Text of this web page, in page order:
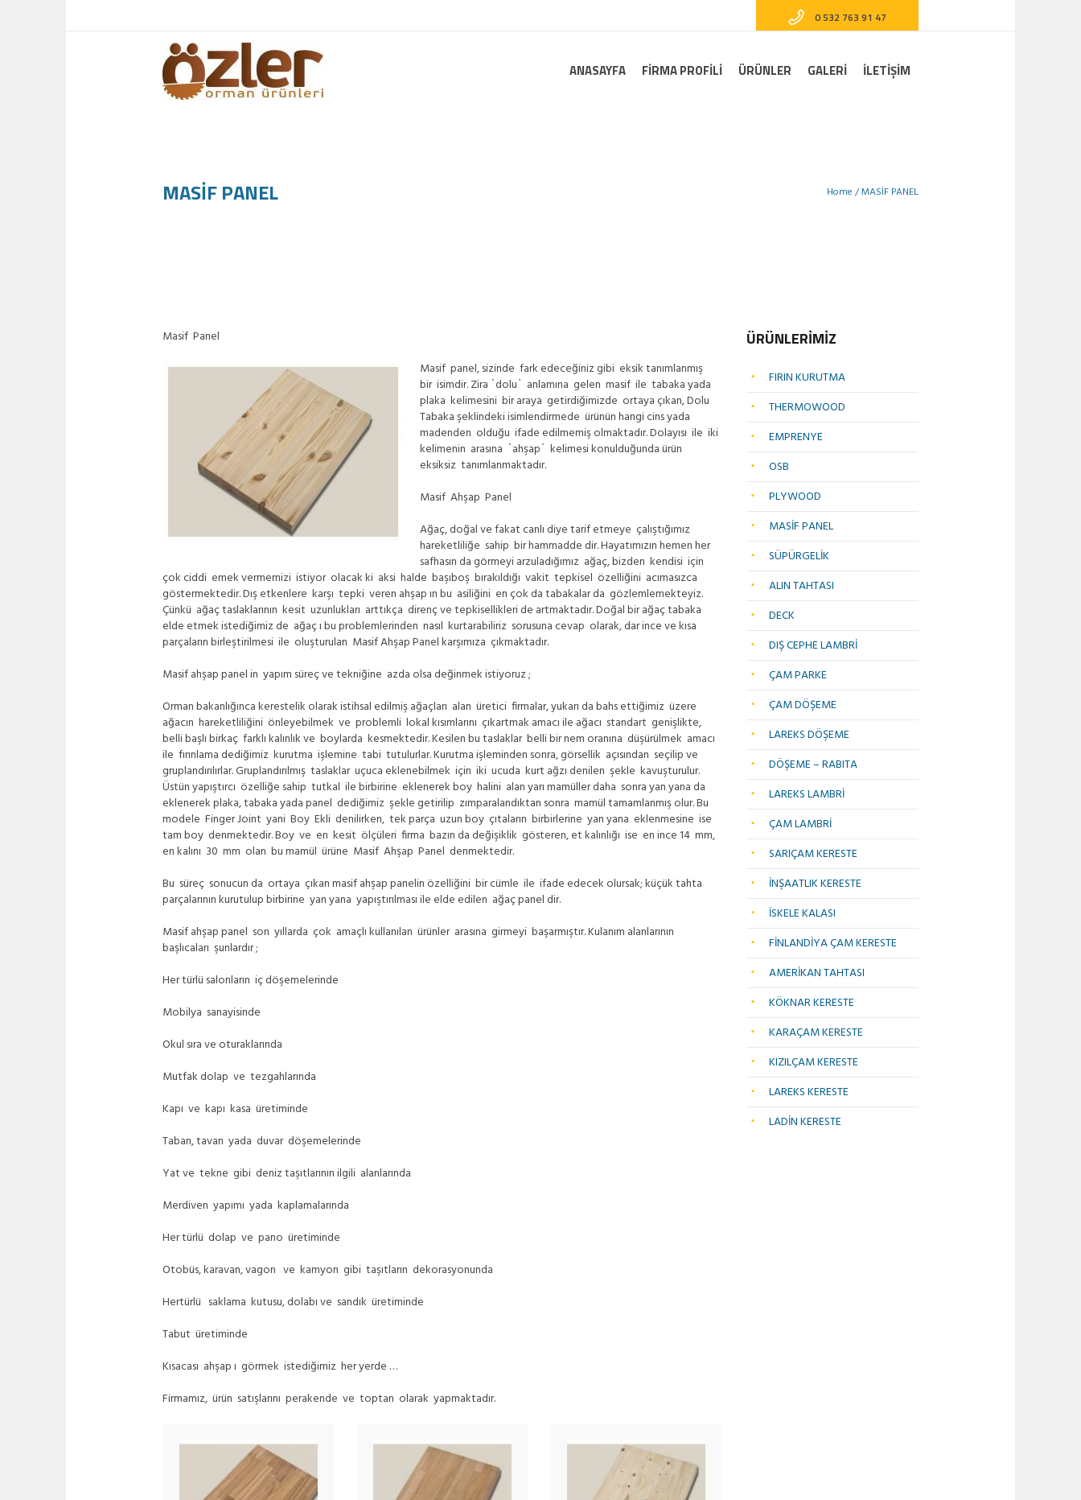
0 532 763 91 47
ANASAYFA FIRMA PROFILI ÜRÜNLER GALERI İLETİŞİM
MASİF PANEL Home /MASİF PANEL
Masif Panel
Masif panel, sizinde fark edeceğiniz gibi eksik tanımlanmış
bir isimdir. Zira `dolu` anlamına gelen masif ile tabaka yada
plaka kelimesini bir araya getirdiğimizde ortaya çıkan, Dolu
Tabaka şeklindeki isimlendirmede ürünün hangi cins yada
madenden olduğu ifade edilmemiş olmaktadır. Dolayısı ile iki
kelimenin arasına `ahşap` kelimesi konulduğunda ürün
eksiksiz tanımlanmaktadır.
Masif Ahşap Panel
Ağaç, doğal ve fakat canlı diye tarif etmeye çalıştığımız
hareketliliğe sahip bir hammadde dir. Hayatımızın hemen her
safhasın da görmeyi arzuladığımız ağaç, bizden kendisi için
çok ciddi emek vermemizi istiyor olacak ki aksi halde başıboş bırakıldığı vakit tepkisel özelliğini acımasızca
göstermektedir. Dış etkenlere karşı tepki veren ahşap ın bu asiliğini en çok da tabakalar da gözlemlemekteyiz.
Çünkü ağaç taslaklarının kesit uzunlukları arttıkça direnç ve tepkisellikleri de artmaktadır. Doğal bir ağaç tabaka
elde etmek istediğimiz de ağaç ı bu problemlerinden nasıl kurtarabiliriz sorusuna cevap olarak, dar ince ve kısa
parçaların birleştirilmesi ile oluşturulan Masif Ahşap Panel karşımıza çıkmaktadır.
Masif ahşap panel in yapım süreç ve tekniğine azda olsa değinmek istiyoruz ;
Orman bakanlığınca kerestelik olarak istihsal edilmiş ağaçları alan üretici firmalar, yukarı da bahs ettiğimiz üzere
ağacın hareketliliğini önleyebilmek ve problemli lokal kısımlarını çıkartmak amacı ile ağacı standart genişlikte,
belli başlı birkaç farklı kalınlık ve boylarda kesmektedir. Kesilen bu taslaklar belli bir nem oranına düşürülmek amacı
ile fırınlama dediğimiz kurutma işlemine tabi tutulurlar. Kurutma işleminden sonra, görsellik açısından seçilip ve
gruplandırılırlar. Gruplandırılmış taslaklar uçuca eklenebilmek için iki ucuda kurt ağzı denilen şekle kavuşturulur.
Üstün yapıştırcı özelliğe sahip tutkal ile birbirine eklenerek boy halini alan yarı mamüller daha sonra yan yana da
eklenerek plaka, tabaka yada panel dediğimiz şekle getirilip zımparalandıktan sonra mamül tamamlanmış olur. Bu
modele Finger Joint yani Boy Ekli denilirken, tek parça uzun boy çıtaların birbirlerine yan yana eklenmesine ise
tam boy denmektedir. Boy ve en kesit ölçüleri firma bazın da değişiklik gösteren, et kalınlığı ise en ince 14 mm,
en kalını 30 mm olan bu mamül ürüne Masif Ahşap Panel denmektedir.
Bu süreç sonucun da ortaya çıkan masif ahşap panelin özelliğini bir cümle ile ifade edecek olursak; küçük tahta
parçalarının kurutulup birbirine yan yana yapıştırılması ile elde edilen ağaç panel dir.
Masif ahşap panel son yıllarda çok amaçlı kullanılan ürünler arasına girmeyi başarmıştır. Kulanım alanlarının
başlıcaları şunlardır ;
Her türlü salonların iç döşemelerinde
Mobilya sanayisinde
Okul sıra ve oturaklarında
Mutfak dolap ve tezgahlarında
Kapı ve kapı kasa üretiminde
Taban, tavan yada duvar döşemelerinde
Yat ve tekne gibi deniz taşıtlarının ilgili alanlarında
Merdiven yapımı yada kaplamalarında
Her türlü dolap ve pano üretiminde
Otobüs, karavan, vagon ve kamyon gibi taşıtların dekorasyonunda
Hertürlü saklama kutusu, dolabı ve sandık üretiminde
Tabut üretiminde
Kısacası ahşap ı görmek istediğimiz her yerde …
Firmamız, ürün satışlarını perakende ve toptan olarak yapmaktadır.
ÜRÜNLERİMİZ
FIRIN KURUTMA
THERMOWOOD
EMPRENYE
OSB
PLYWOOD
MASİF PANEL
SÜPÜRGELİK
ALIN TAHTASI
DECK
DIŞ CEPHE LAMBRİ
ÇAM PARKE
ÇAM DÖŞEME
LAREKS DÖŞEME
DÖŞEME – RABITA
LAREKS LAMBRİ
ÇAM LAMBRİ
SARIÇAM KERESTE
İNŞAATLIK KERESTE
İSKELE KALASI
FİNLANDİYA ÇAM KERESTE
AMERİKAN TAHTASI
KÖKNAR KERESTE
KARAÇAM KERESTE
KIZILÇAM KERESTE
LAREKS KERESTE
LADİN KERESTE